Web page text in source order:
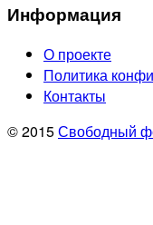
Информация
О проекте
Политика
Контакты
© 2015Свободный